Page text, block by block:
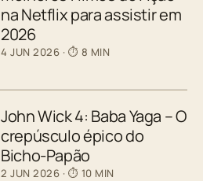
na Netflix para assistir em
2026
4 JUN 2026 · ⏱ 8 MIN
John Wick 4: Baba Yaga – O
crepúsculo épico do
Bicho-Papão
2 JUN 2026 · ⏱ 10 MIN